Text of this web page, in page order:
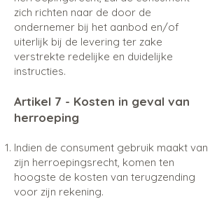
zich richten naar de door de
ondernemer bij het aanbod en/of
uiterlijk bij de levering ter zake
verstrekte redelijke en duidelijke
instructies.
Artikel 7 - Kosten in geval van
herroeping
Indien de consument gebruik maakt van
zijn herroepingsrecht, komen ten
hoogste de kosten van terugzending
voor zijn rekening.